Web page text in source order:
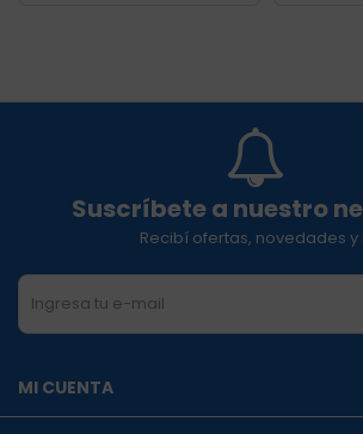
Suscríbete a nuestro
Recibí ofertas, novedades y
MI CUENTA